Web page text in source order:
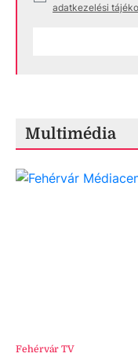
adatkezelési
Multimédia
Fehérvár TV